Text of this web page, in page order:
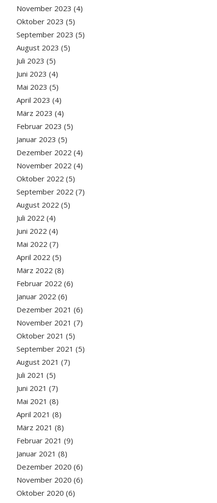
November 2023 (4)
Oktober 2023 (5)
September 2023 (5)
August 2023 (5)
Juli 2023 (5)
Juni 2023 (4)
Mai 2023 (5)
April 2023 (4)
März 2023 (4)
Februar 2023 (5)
Januar 2023 (5)
Dezember 2022 (4)
November 2022 (4)
Oktober 2022 (5)
September 2022 (7)
August 2022 (5)
Juli 2022 (4)
Juni 2022 (4)
Mai 2022 (7)
April 2022 (5)
März 2022 (8)
Februar 2022 (6)
Januar 2022 (6)
Dezember 2021 (6)
November 2021 (7)
Oktober 2021 (5)
September 2021 (5)
August 2021 (7)
Juli 2021 (5)
Juni 2021 (7)
Mai 2021 (8)
April 2021 (8)
März 2021 (8)
Februar 2021 (9)
Januar 2021 (8)
Dezember 2020 (6)
November 2020 (6)
Oktober 2020 (6)